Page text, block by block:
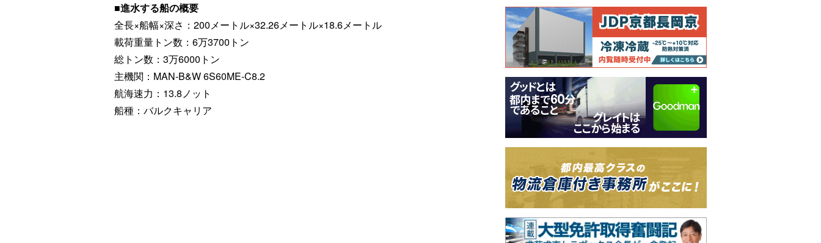
■進水する船の概要
全長×船幅×深さ：200メートル×32.26メートル×18.6メートル
載荷重量トン数：6万3700トン
総トン数：3万6000トン
主機関：MAN-B&W 6S60ME-C8.2
航海速力：13.8ノット
船種：バルクキャリア